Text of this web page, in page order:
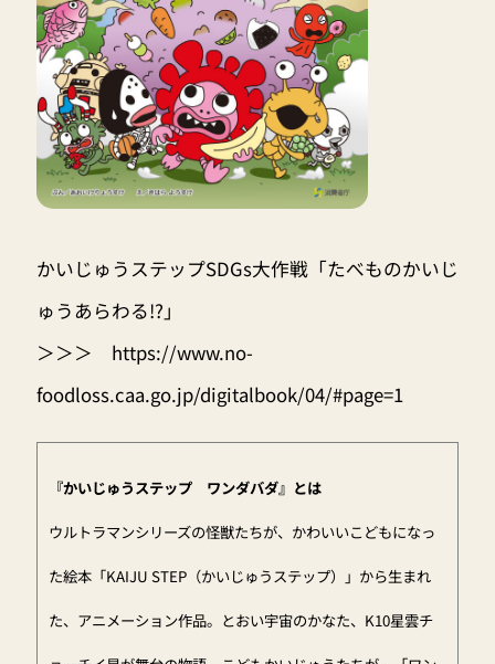
かいじゅうステップSDGs大作戦「たべものかいじ
ゅうあらわる!?」
＞＞＞ https://www.no-
foodloss.caa.go.jp/digitalbook/04/#page=1
『かいじゅうステップ ワンダバダ』とは
ウルトラマンシリーズの怪獣たちが、かわいいこどもになっ
た絵本「KAIJU STEP（かいじゅうステップ）」から生まれ
た、アニメーション作品。とおい宇宙のかなた、K10星雲チ